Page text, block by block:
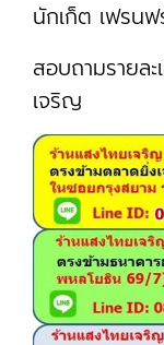
นักเก็ต เฟรน
สอบถามรายละ
เจริญ